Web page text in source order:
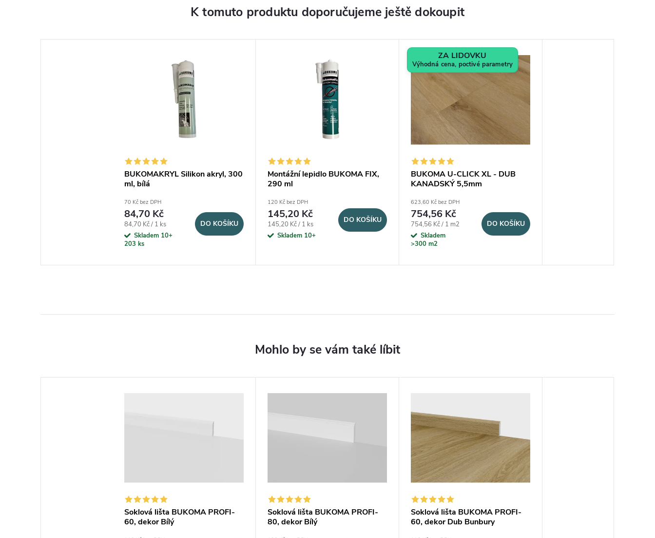
K tomuto produktu doporučujeme ještě dokoupit
BUKOMAKRYL Silikon akryl, 300
ml, bílá
70 Kč bez DPH
84,70 Kč
Měrná cena:
84,70 Kč / 1 ks
Skladem 10+
203 ks
DO KOŠÍKU
Montážní lepidlo BUKOMA FIX,
290 ml
120 Kč bez DPH
145,20 Kč
Měrná cena:
145,20 Kč / 1 ks
Skladem 10+
DO KOŠÍKU
ZA LIDOVKU
BUKOMA U-CLICK XL - DUB
KANADSKÝ 5,5mm
623,60 Kč bez DPH
754,56 Kč
Měrná cena:
754,56 Kč / 1 m2
Skladem
>300 m2
DO KOŠÍKU
Soklová lišta BUKOMA PROFI-
60, dekor Bílý
Soklová lišta BUKOMA PROFI-
80, dekor Bílý
Soklová lišta BUKOMA PROFI-
60, dekor Dub Bunbury